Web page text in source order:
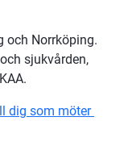
och Norrköping.
sjukvården,
dig som möter